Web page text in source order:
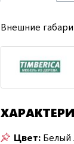
Внешние
Цвет: Белый